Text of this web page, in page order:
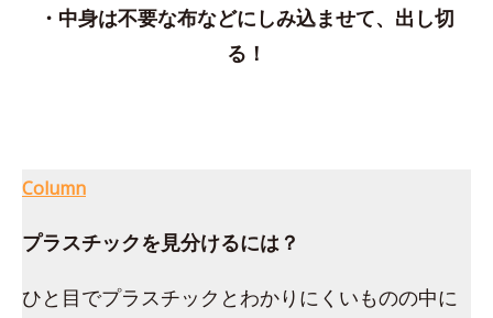
・中身は不要な布などにしみ込ませて、出し切
る！
Column
プラスチックを見分けるには？
ひと目でプラスチックとわかりにくいものの中に